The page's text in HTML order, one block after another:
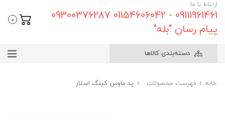
ارتباط با ما
09111961461 - 01154606042 09300376287
پیام رسان "بله"
0
دسته‌بندی کالاها
خانه فهرست محصولات پد ماوس کینگ استار